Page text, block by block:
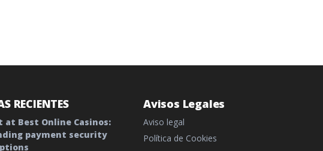
RECIENTES
at Best Online Casinos:
payment security
Avisos Legales
Aviso legal
Política de Cookies